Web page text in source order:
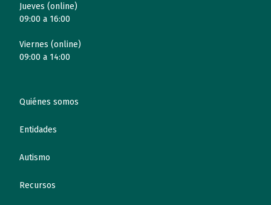
Jueves (online)
09:00 a 16:00
Viernes (online)
09:00 a 14:00
Quiénes somos
Entidades
Autismo
Recursos